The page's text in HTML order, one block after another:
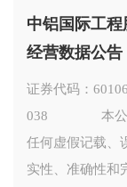
中铝国际工
经营数据公告
证券代码：
038 本公司董
任何虚假记载、
实性、准确性